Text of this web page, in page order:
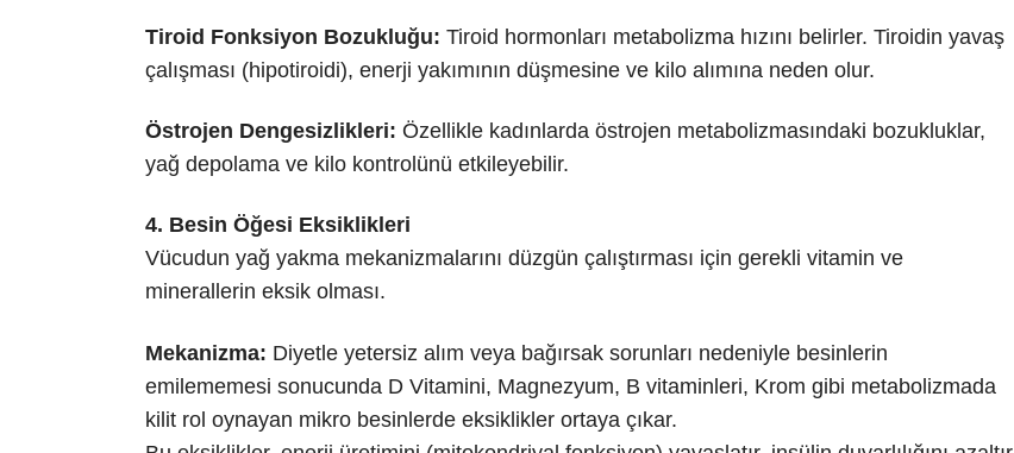
Tiroid Fonksiyon Bozukluğu: Tiroid hormonları metabolizma hızını belirler. Tiroidin yavaş
çalışması (hipotiroidi), enerji yakımının düşmesine ve kilo alımına neden olur.
Östrojen Dengesizlikleri: Özellikle kadınlarda östrojen metabolizmasındaki bozukluklar,
yağ depolama ve kilo kontrolünü etkileyebilir.
4. Besin Öğesi Eksiklikleri
Vücudun yağ yakma mekanizmalarını düzgün çalıştırması için gerekli vitamin ve
minerallerin eksik olması.
Mekanizma: Diyetle yetersiz alım veya bağırsak sorunları nedeniyle besinlerin
emilememesi sonucunda D Vitamini, Magnezyum, B vitaminleri, Krom gibi metabolizmada
kilit rol oynayan mikro besinlerde eksiklikler ortaya çıkar.